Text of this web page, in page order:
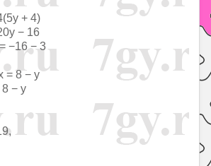
+ 4)
− 16
−16 − 3
= 8 − y
− y